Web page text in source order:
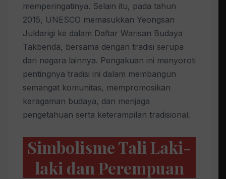
memperingatinya. Selain itu, pada tahun
2015, UNESCO memasukkan Yeongsan
Juldarigi ke dalam Daftar Warisan Budaya
Takbenda, bersama dengan tradisi serupa
dari negara lainnya. Pengakuan ini menyoroti
pentingnya tradisi ini dalam membangun
semangat komunitas, mempromosikan
keragaman budaya, dan menjaga
pengetahuan serta keterampilan tradisional.
Simbolisme Tali Laki-
laki dan Perempuan